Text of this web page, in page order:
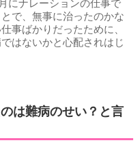
にナレーションの仕事で
で、無事に治ったのかな
事ばかりだったために、
はないかと心配されはじ
は難病のせい？と言